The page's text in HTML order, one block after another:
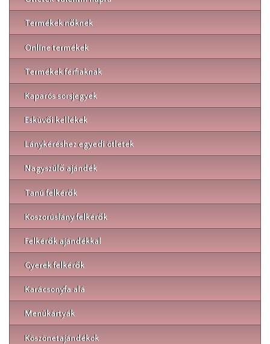
Termékek nőknek
Online termékek
Termékek férfiaknak
Kaparós sorsjegyek
Esküvői kellékek
Lánykéréshez egyedi ötletek
Nagyszülő ajándék
Tanú felkérők
Koszorúslány felkérők
Felkérők ajándékkal
Gyerek felkérők
Karácsonyfa alá
Menükártyák
Köszönetajándékok